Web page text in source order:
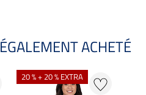
ACHETÉ
20 % + 20 % EXTRA